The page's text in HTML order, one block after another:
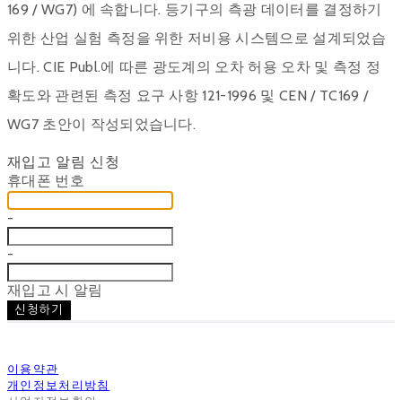
169 / WG7) 에 속합니다. 등기구의 측광 데이터를 결정하기
위한 산업 실험 측정을 위한 저비용 시스템으로 설계되었습
니다. CIE Publ.에 따른 광도계의 오차 허용 오차 및 측정 정
확도와 관련된 측정 요구 사항 121-1996 및 CEN / TC169 /
WG7 초안이 작성되었습니다.
재입고 알림 신청
휴대폰 번호
-
-
재입고 시 알림
신청하기
이용약관
개인정보처리방침